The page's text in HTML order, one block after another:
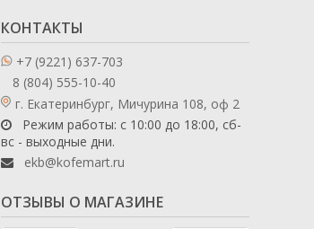
КОНТАКТЫ
+7 (9221) 637-703
8 (804) 555-10-40
г. Екатеринбург, Мичурина 108, оф 2
Режим работы: с 10:00 до 18:00, сб-
вс - выходные дни.
ekb@kofemart.ru
ОТЗЫВЫ О МАГАЗИНЕ